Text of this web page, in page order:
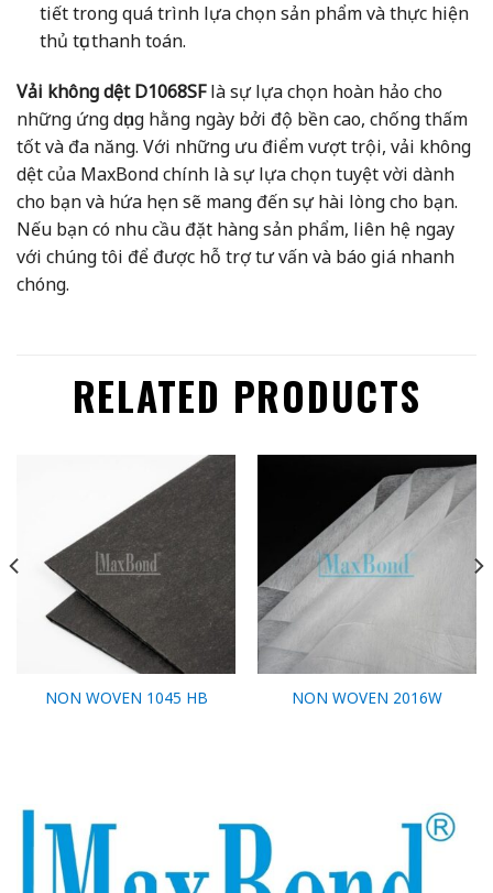
tiết trong quá trình lựa chọn sản phẩm và thực hiện
thủ tục thanh toán.
Vải không dệt D1068SFlà sự lựa chọn hoàn hảo cho
những ứng dụng hằng ngày bởi độ bền cao, chống thấm
tốt và đa năng. Với những ưu điểm vượt trội, vải không
dệt của MaxBond chính là sự lựa chọn tuyệt vời dành
cho bạn và hứa hẹn sẽ mang đến sự hài lòng cho bạn.
Nếu bạn có nhu cầu đặt hàng sản phẩm, liên hệ ngay
với chúng tôi để được hỗ trợ tư vấn và báo giá nhanh
chóng.
RELATED PRODUCTS
NON WOVEN 1045 HB NON WOVEN 2016W